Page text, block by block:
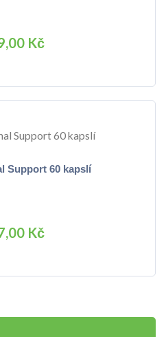
Kč
Support 60 kapslí
Kč